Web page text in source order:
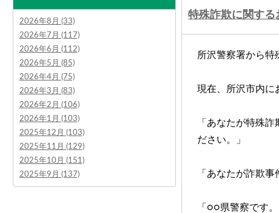
2026年8月 (33)
2026年7月 (117)
2026年6月 (112)
2026年5月 (85)
2026年4月 (75)
2026年3月 (83)
2026年2月 (106)
2026年1月 (103)
2025年12月 (103)
2025年11月 (129)
2025年10月 (151)
2025年9月 (137)
特殊詐欺に関する
所沢警察署から特
現在、所沢市内に
「あなたが特殊
ださい。」
「あなたが詐欺
「○○県警察です